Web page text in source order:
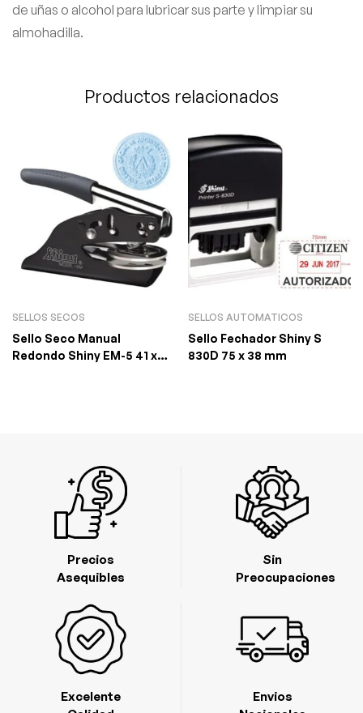
de uñas o alcohol para lubricar sus parte y limpiar su
almohadilla.
Productos relacionados
SELLOS SECOS
Sello Seco Manual
Redondo Shiny EM-5 41 x
SELLOS AUTOMATICOS
Sello Fechador Shiny S
830D 75 x 38 mm
Excelente
Precios
Asequibles
Envios
Sin
Preocupaciones